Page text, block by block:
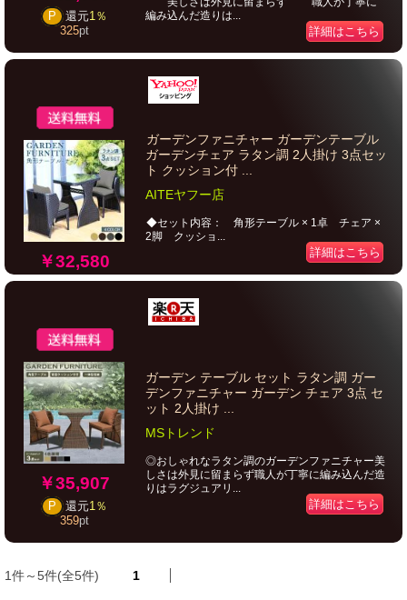
P 還元1％
325pt
編み込んだ造りは...
詳細はこちら
￥32,580
ガーデンファニチャー ガーデンテーブル
ガーデンチェア ラタン調 2人掛け 3点セッ
ト クッション付 ...
AITEヤフー店
◆セット内容： 角形テーブル × 1卓 チェア ×
2脚 クッショ...
詳細はこちら
￥35,907
P 還元1％
359pt
ガーデン テーブル セット ラタン調 ガー
デンファニチャー ガーデン チェア 3点 セ
ット 2人掛け ...
MSトレンド
◎おしゃれなラタン調のガーデンファニチャー美
しさは外見に留まらず職人が丁寧に編み込んだ造
りはラグジュアリ...
詳細はこちら
1件～5件(全5件) 1